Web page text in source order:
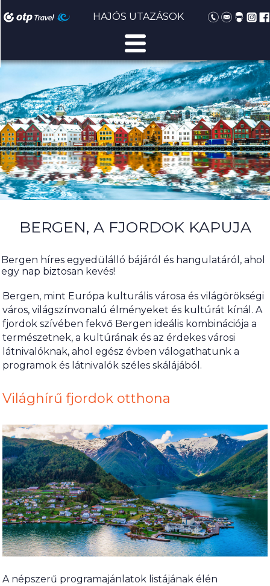
HAJÓS UTAZÁSOK
BERGEN, A FJORDOK KAPUJA
Bergen híres egyedülálló bájáról és hangulatáról, ahol
egy nap biztosan kevés!
Bergen, mint Európa kulturális városa és világörökségi
város, világszínvonalú élményeket és kultúrát kínál. A
fjordok szívében fekvő Bergen ideális kombinációja a
természetnek, a kultúrának és az érdekes városi
látnivalóknak, ahol egész évben válogathatunk a
programok és látnivalók széles skálájából.
Világhírű fjordok otthona
A népszerű programajánlatok listájának élén